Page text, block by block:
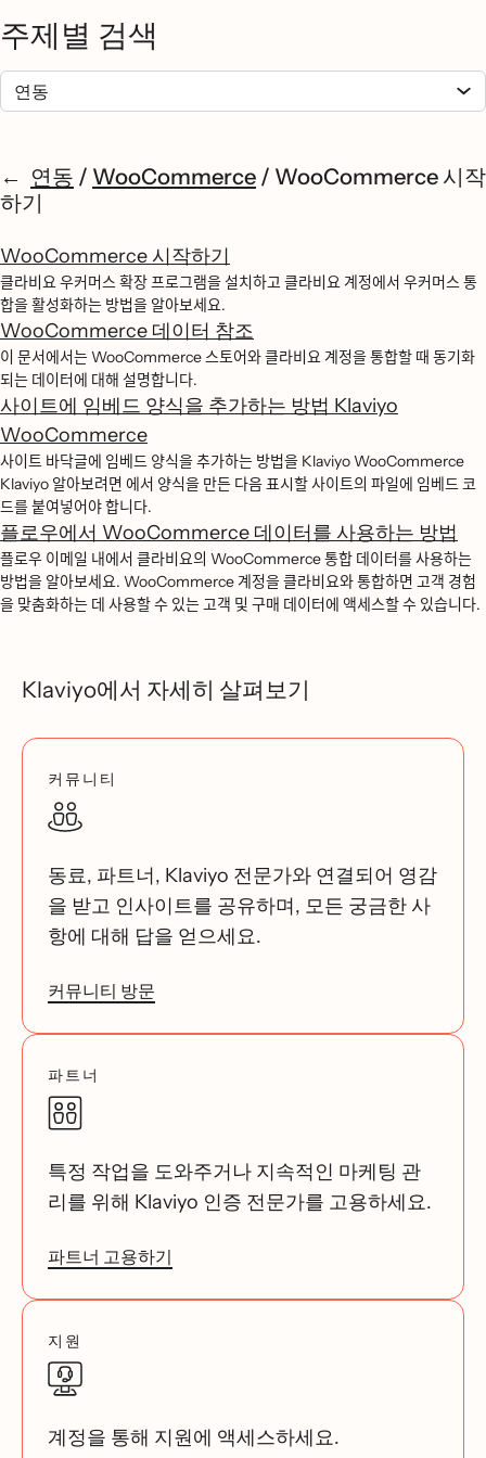
주제별 검색
연동 / WooCommerce / WooCommerce 시작
하기
WooCommerce 시작하기
클라비요 우커머스 확장 프로그램을 설치하고 클라비요 계정에서 우커머스 통
합을 활성화하는 방법을 알아보세요.
WooCommerce 데이터 참조
이 문서에서는 WooCommerce 스토어와 클라비요 계정을 통합할 때 동기화
되는 데이터에 대해 설명합니다.
사이트에 임베드 양식을 추가하는 방법 Klaviyo
WooCommerce
사이트 바닥글에 임베드 양식을 추가하는 방법을 Klaviyo WooCommerce
Klaviyo 알아보려면 에서 양식을 만든 다음 표시할 사이트의 파일에 임베드 코
드를 붙여넣어야 합니다.
플로우에서 WooCommerce 데이터를 사용하는 방법
플로우 이메일 내에서 클라비요의 WooCommerce 통합 데이터를 사용하는
방법을 알아보세요. WooCommerce 계정을 클라비요와 통합하면 고객 경험
을 맞춤화하는 데 사용할 수 있는 고객 및 구매 데이터에 액세스할 수 있습니다.
Klaviyo에서 자세히 살펴보기
커뮤니티
동료, 파트너, Klaviyo 전문가와 연결되어 영감
을 받고 인사이트를 공유하며, 모든 궁금한 사
항에 대해 답을 얻으세요.
커뮤니티 방문
파트너
특정 작업을 도와주거나 지속적인 마케팅 관
리를 위해 Klaviyo 인증 전문가를 고용하세요.
파트너 고용하기
지원
계정을 통해 지원에 액세스하세요.